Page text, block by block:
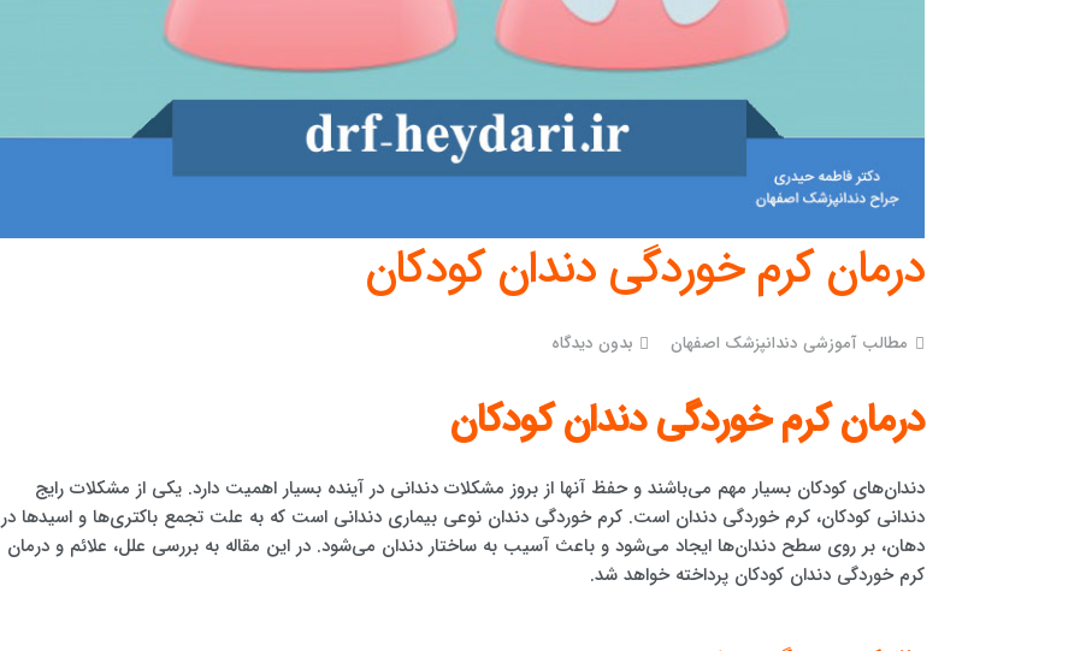
درمان کرم خوردگی دندان کودکان
مطالب آموزشی دندانپزشک اصفهان بدون دیدگاه
درمان کرم خوردگی دندان کودکان
دندان‌های کودکان بسیار مهم می‌باشند و حفظ آنها از بروز مشکلات دندانی در آینده بسیار اهمیت دارد. یکی از مشکلات رایج
دندانی کودکان، کرم خوردگی دندان است. کرم خوردگی دندان نوعی بیماری دندانی است که به علت تجمع باکتری‌ها و اسیدها در
دهان، بر روی سطح دندان‌ها ایجاد می‌شود و باعث آسیب به ساختار دندان می‌شود. در این مقاله به بررسی علل، علائم و درمان
کرم خوردگی دندان کودکان پرداخته خواهد شد.